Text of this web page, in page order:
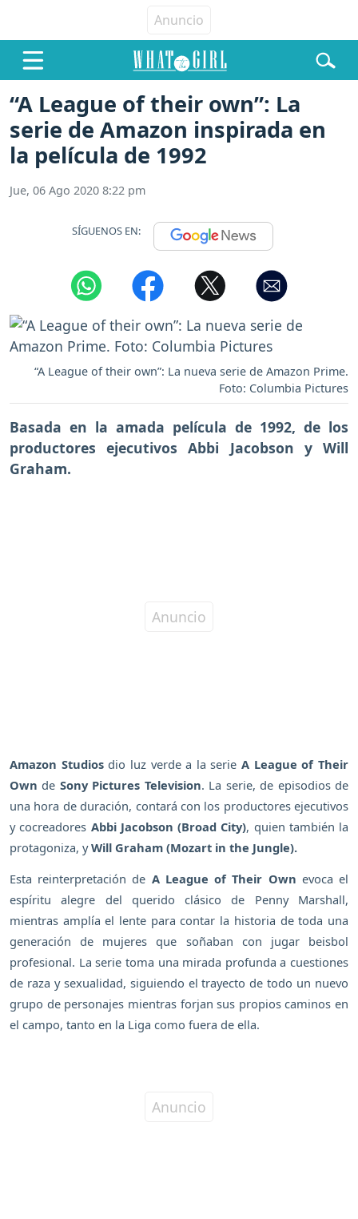
“A League of their own”: La
serie de Amazon inspirada en
la película de 1992
Jue, 06 Ago 2020 8:22 pm
SÍGUENOS EN:
“A League of their own”: La nueva serie de Amazon Prime.
Foto: Columbia Pictures
Basada en la amada película de 1992, de los
productores ejecutivos Abbi Jacobson y Will
Graham.
Amazon Studiosdio luz verde a la serieA League of Their
Own de Sony Pictures Television. La serie, de episodios de
una hora de duración, contará con los productores ejecutivos
y cocreadores Abbi Jacobson (Broad City), quien también la
protagoniza, yWill Graham (Mozart in the Jungle).
Esta reinterpretación de A League of Their Own evoca el
espíritu alegre del querido clásico de Penny Marshall,
mientras amplía el lente para contar la historia de toda una
generación de mujeres que soñaban con jugar beisbol
profesional. La serie toma una mirada profunda a cuestiones
de raza y sexualidad, siguiendo el trayecto de todo un nuevo
grupo de personajes mientras forjan sus propios caminos en
el campo, tanto en la Liga como fuera de ella.